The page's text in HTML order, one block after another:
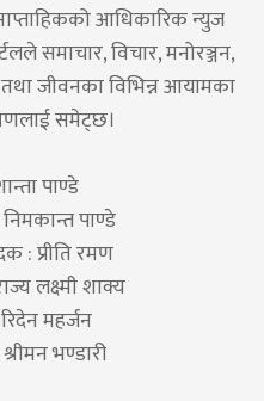
आधिकारिक न्युज
समाचार, विचार, मनोरञ्जन,
तथा जीवनका विभिन्न आयामका
समेट्छ।
पाण्डे
पाण्डे
: प्रीति रमण
लक्ष्मी शाक्य
महर्जन
भण्डारी